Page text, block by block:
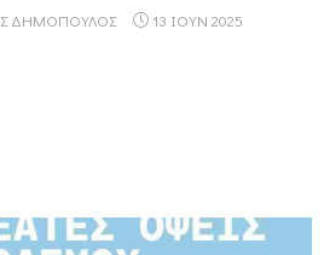
ΔΗΜΌΠΟΥΛΟΣ 13 ΙΟΥΝ 2025